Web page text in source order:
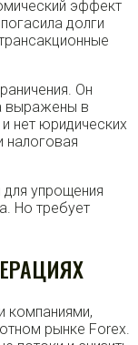
эффект
долги
Он
выражены в
нет юридических
налоговая
для упрощения
Но требует
компаниями,
рынке Forex.